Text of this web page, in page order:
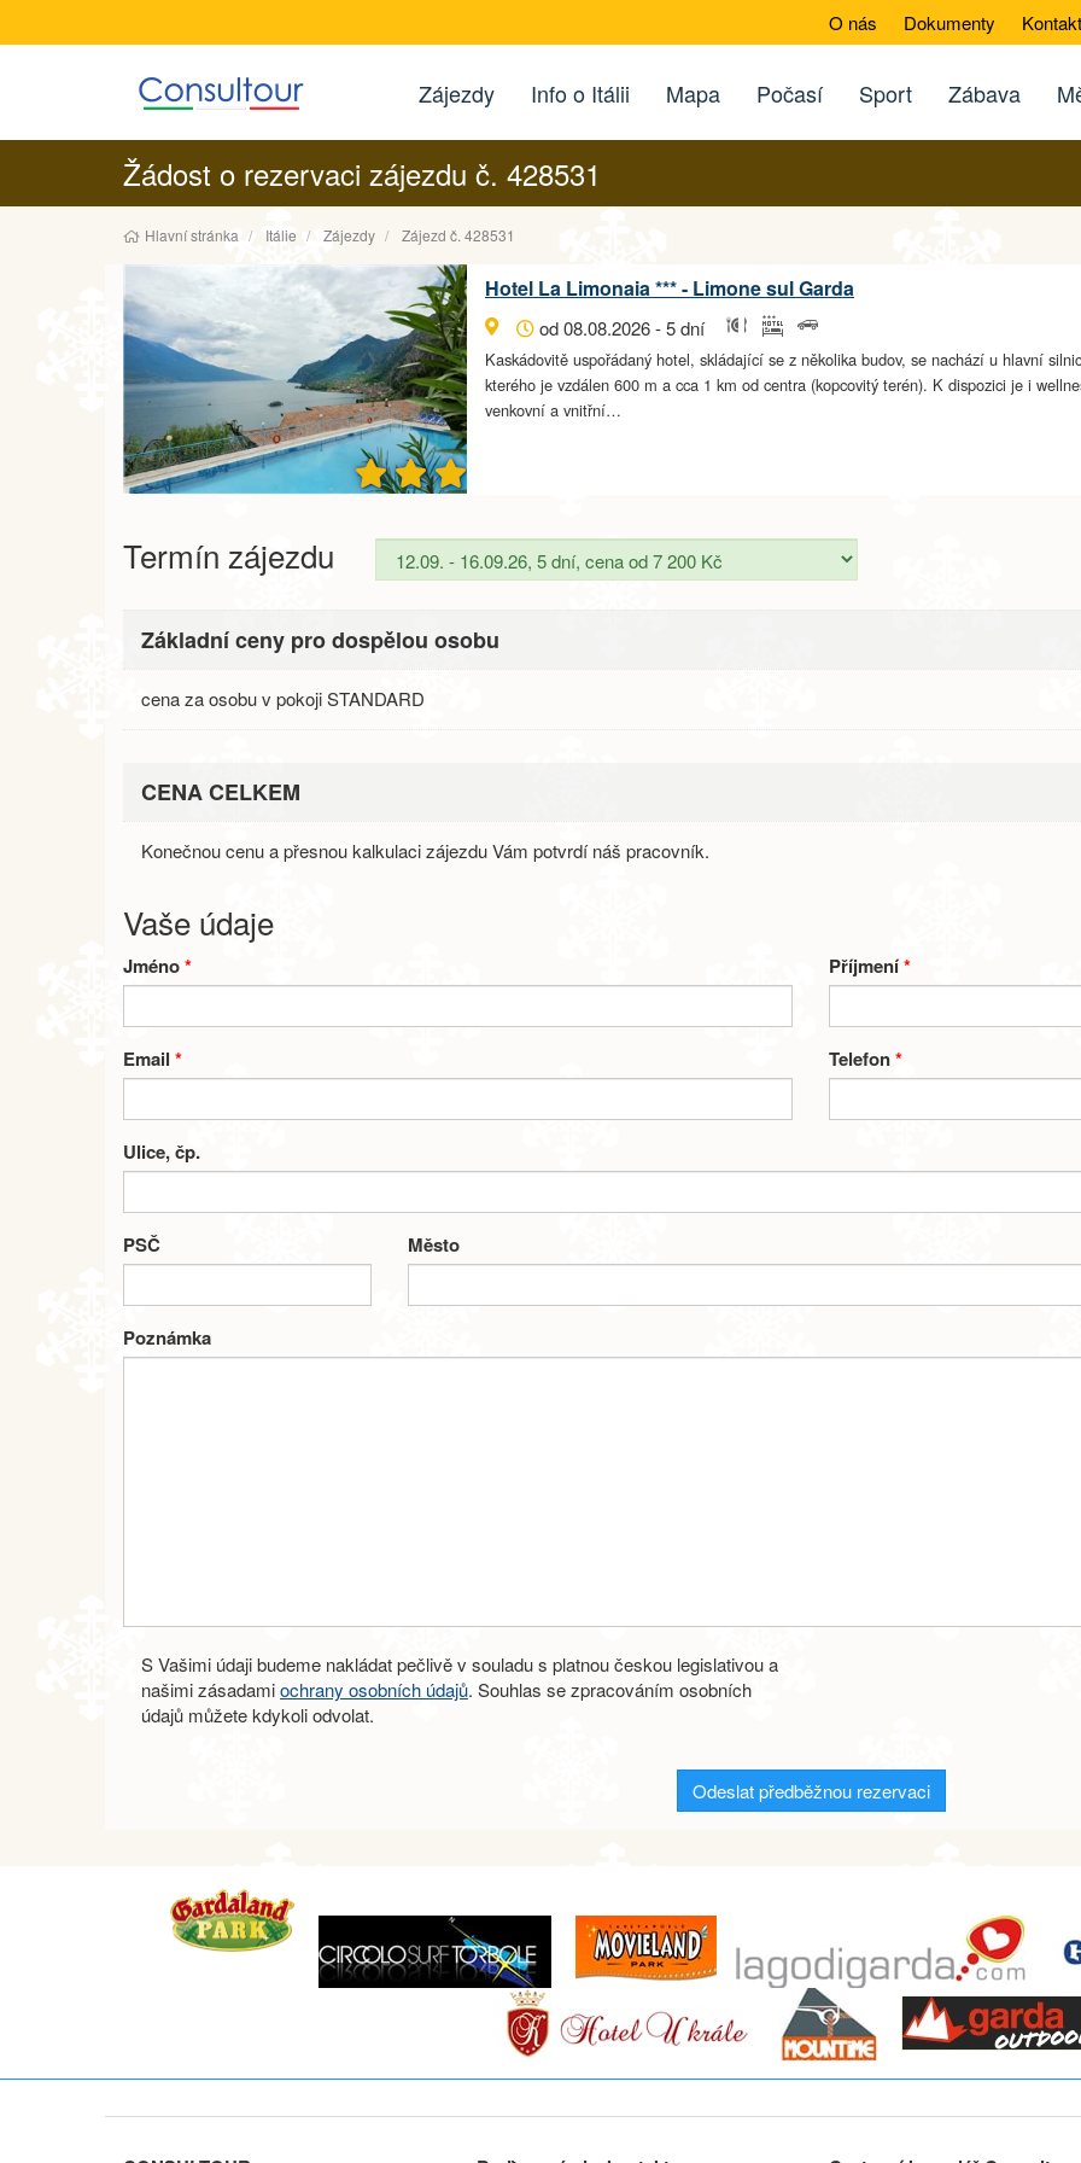
O nás Dokumenty
Zájezdy Info o Itálii Mapa Počasí Sport Zábava
Žádost o rezervaci zájezdu č. 428531
Hlavní stránka Itálie Zájezdy Zájezd č. 428531
Hotel La Limonaia *** - Limone sul Garda
od 08.08.2026 - 5 dní
Kaskádovitě uspořádaný hotel, skládající se z několika budov, se nachází u hlavní
kterého je vzdálen 600 m a cca 1 km od centra (kopcovitý terén). K dispozici je i
venkovní a vnitřní…
Termín zájezdu
Základní ceny pro dospělou osobu
cena za osobu v pokoji STANDARD
CENA CELKEM
Konečnou cenu a přesnou kalkulaci zájezdu Vám potvrdí náš pracovník.
Vaše údaje
Jméno* Příjmení*
Email * Telefon*
Ulice, čp.
PSČ Město
Poznámka
S Vašimi údaji budeme nakládat pečlivě v souladu s platnou českou legislativou a
našimi zásadamiochrany osobních údajů. Souhlas se zpracováním osobních
údajů můžete kdykoli odvolat.
Odeslat předběžnou rezervaci